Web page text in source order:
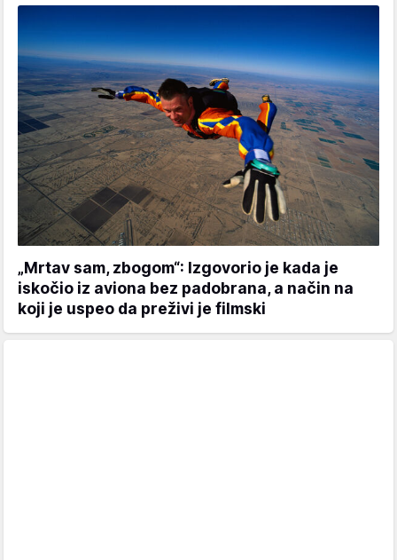
„Mrtav sam, zbogom“: Izgovorio je kada je
iskočio iz aviona bez padobrana, a način na
koji je uspeo da preživi je filmski